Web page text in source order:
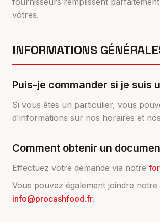
vôtres.
INFORMATIONS
Puis-je commander si je suis
Si vous êtes un particulier, vous
d'informations sur nos horaires et
Comment obtenir un
Effectuez votre demande via notre
Vous pouvez également joindre
info@procashfood.fr.